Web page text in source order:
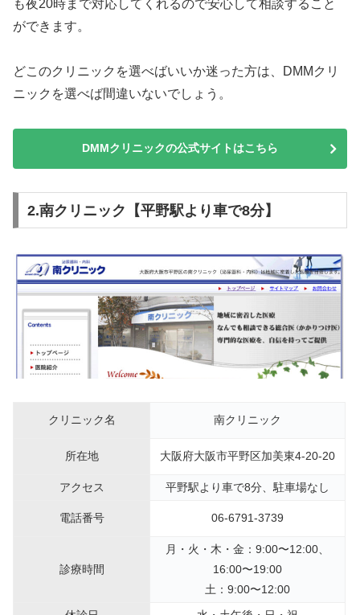
も夜20時まで対応してくれるので安心して相談すること
ができます。
どこのクリニックを選べばいいか迷った方は、DMMクリ
ニックを選べば間違いないでしょう。
DMMクリニックの公式サイトはこちら
2.南クリニック【平野駅より車で8分】
クリニック名 南クリニック
所在地 大阪府大阪市平野区加美東4-20-20
アクセス 平野駅より車で8分、駐車場なし
電話番号 06-6791-3739
診療時間
月・火・木・金：9:00〜12:00、
16:00〜19:00
土：9:00〜12:00